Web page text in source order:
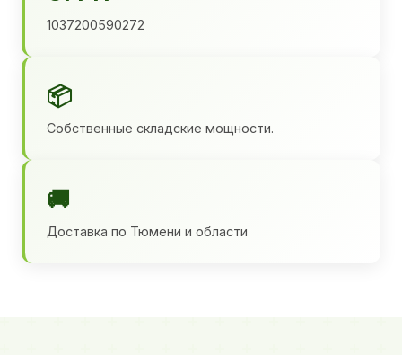
1037200590272
📦
Собственные складские мощности.
🚚
Доставка по Тюмени и области